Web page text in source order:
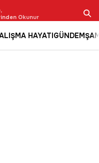
Okunur
HAYATIGÜNDEM